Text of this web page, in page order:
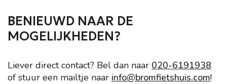
BENIEUWD NAAR DE
MOGELIJKHEDEN?
Liever direct contact? Bel dan naar 020-6191938
of stuur een mailtje naar info@bromfietshuis.com!